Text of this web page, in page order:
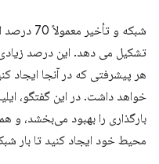
شبکه و
تشکیل می دهد. این درصد
هر پیشرفتی که در آنجا ایجاد
خواهد داشت. در این گفتگو،
بارگذاری را بهبود می‌بخشد، و
محیط خود ایجاد کنید تا بار